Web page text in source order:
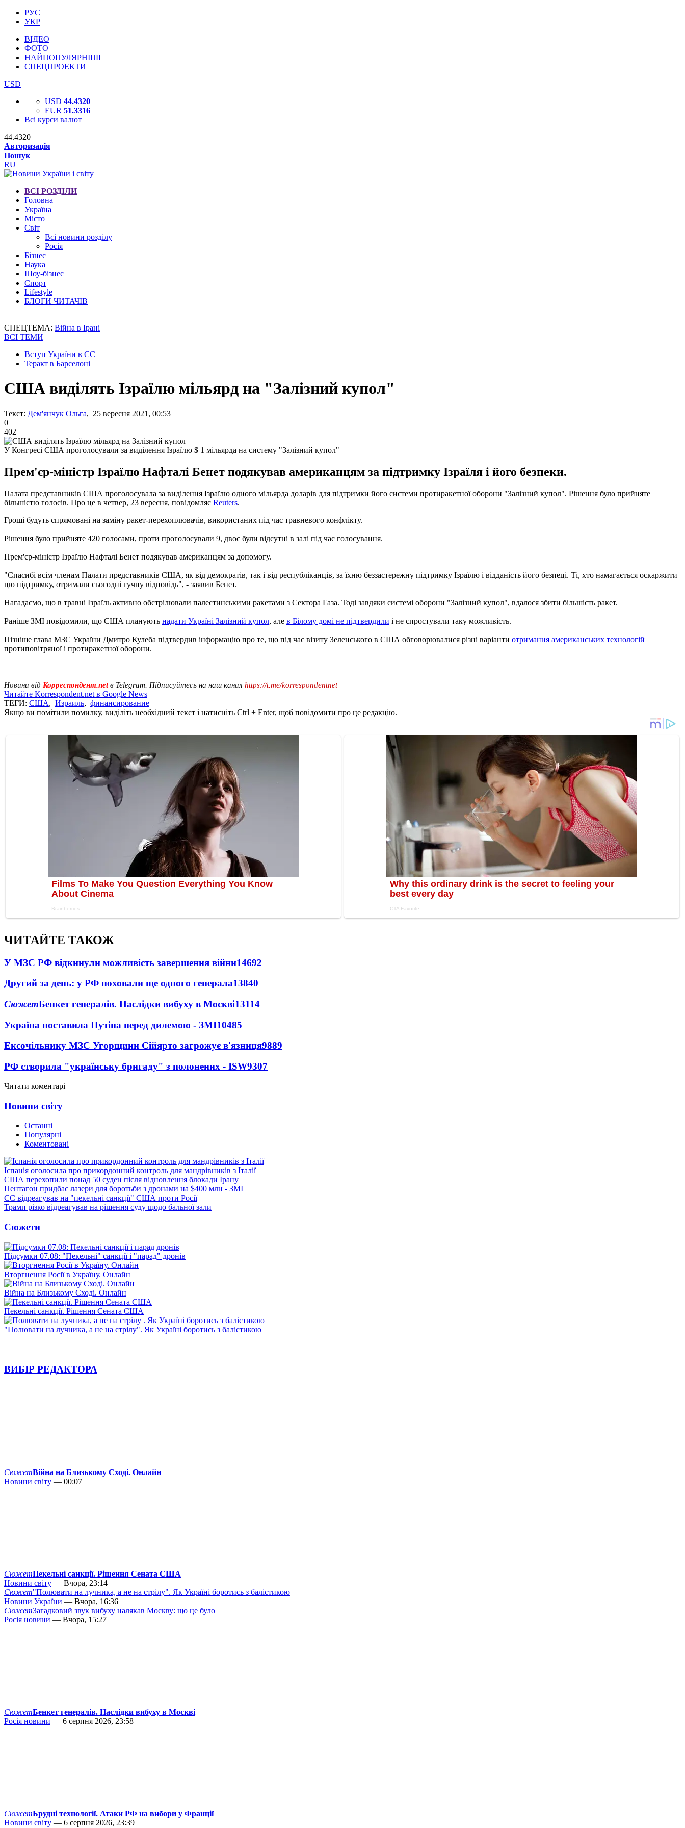
РУС
УКР
ВІДЕО
ФОТО
НАЙПОПУЛЯРНІШІ
СПЕЦПРОЕКТИ
USD
USD 44.4320
EUR 51.3316
Всі курси валют
44.4320
Авторизація
Пошук
RU
ВСІ РОЗДІЛИ
Головна
Україна
Місто
Світ
Всі новини розділу
Росія
Бізнес
Наука
Шоу-бізнес
Спорт
Lifestyle
БЛОГИ ЧИТАЧІВ
СПЕЦТЕМА: Війна в Ірані
ВСІ ТЕМИ
Вступ України в ЄС
Теракт в Барселоні
США виділять Ізраїлю мільярд на "Залізний купол"
Текст: Дем'янчук Ольга, 25 вересня 2021, 00:53
0
402
У Конгресі США проголосували за виділення Ізраїлю $ 1 мільярда на систему "Залізний купол"
Прем'єр-міністр Ізраїлю Нафталі Бенет подякував американцям за підтримку Ізраїля і його безпеки.
Палата представників США проголосувала за виділення Ізраїлю одного мільярда доларів для підтримки його системи протиракетної оборони "Залізний купол". Рішення було прийняте
більшістю голосів. Про це в четвер, 23 вересня, повідомляє Reuters.
Гроші будуть спрямовані на заміну ракет-перехоплювачів, використаних під час травневого конфлікту.
Рішення було прийняте 420 голосами, проти проголосували 9, двоє були відсутні в залі під час голосування.
Прем'єр-міністр Ізраїлю Нафталі Бенет подякував американцям за допомогу.
"Спасибі всім членам Палати представників США, як від демократів, так і від республіканців, за їхню беззастережну підтримку Ізраїлю і відданість його безпеці. Ті, хто намагається оскаржити
цю підтримку, отримали сьогодні гучну відповідь", - заявив Бенет.
Нагадаємо, що в травні Ізраїль активно обстрілювали палестинськими ракетами з Сектора Газа. Тоді завдяки системі оборони "Залізний купол", вдалося збити більшість ракет.
Раніше ЗМІ повідомили, що США планують надати Україні Залізний купол, але в Білому домі не підтвердили і не спростували таку можливість.
Пізніше глава МЗС України Дмитро Кулеба підтвердив інформацію про те, що під час візиту Зеленського в США обговорювалися різні варіанти отримання американських технологій
протиповітряної і протиракетної оборони.
Новини від Корреспондент.netв Telegram. Підписуйтесь на наш канал https://t.me/korrespondentnet
Читайте Korrespondent.net в Google News
ТЕГИ: США, Израиль, финансирование
Якщо ви помітили помилку, виділіть необхідний текст і натисніть Ctrl + Enter, щоб повідомити про це редакцію.
ЧИТАЙТЕ ТАКОЖ
У МЗС РФ відкинули можливість завершення війни14692
Другий за день: у РФ поховали ще одного генерала13840
СюжетБенкет генералів. Наслідки вибуху в Москві13114
Україна поставила Путіна перед дилемою - ЗМІ10485
Ексочільнику МЗС Угорщини Сійярто загрожує в'язниця9889
РФ створила "українську бригаду" з полонених - ISW9307
Читати коментарі
Новини світу
Останні
Популярні
Коментовані
Іспанія оголосила про прикордонний контроль для мандрівників з Італії
США перехопили понад 50 суден після відновлення блокади Ірану
Пентагон придбає лазери для боротьби з дронами на $400 млн - ЗМІ
ЄС відреагував на "пекельні санкції" США проти Росії
Трамп різко відреагував на рішення суду щодо бальної зали
Сюжети
Підсумки 07.08: "Пекельні" санкції і "парад" дронів
Вторгнення Росії в Україну. Онлайн
Війна на Близькому Сході. Онлайн
Пекельні санкції. Рішення Сената США
"Полювати на лучника, а не на стрілу". Як Україні боротись з балістикою
ВИБІР РЕДАКТОРА
СюжетВійна на Близькому Сході. Онлайн
Новини світу — 00:07
СюжетПекельні санкції. Рішення Сената США
Новини світу — Вчора, 23:14
Сюжет"Полювати на лучника, а не на стрілу". Як Україні боротись з балістикою
Новини України — Вчора, 16:36
СюжетЗагадковий звук вибуху налякав Москву: що це було
Росія новини — Вчора, 15:27
СюжетБенкет генералів. Наслідки вибуху в Москві
Росія новини — 6 серпня 2026, 23:58
СюжетБрудні технології. Атаки РФ на вибори у Франції
Новини світу — 6 серпня 2026, 23:39